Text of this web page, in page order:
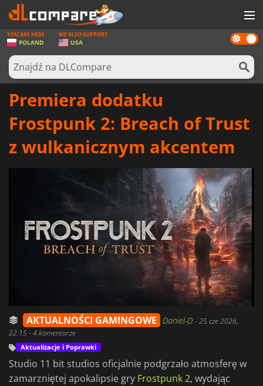
GRY
KARTY DO GIER
OPROGRAMOWANIE
SPRZĘT KOMPUTEROWY
ZALOGUJ SIĘ LUB ZAREJESTRUJ
Dark
mode
YOU ARE HERE
POLAND
WE ALSO SUPPORT
USA
Premiera dodatku
Frostpunk 2: Breach of Trust
z wulkanicznym akcentem
AKTUALNOŚCI GAMINGOWE Daniel-D -25 cze 2026,
22:15- 4 komentarze
Aktualizacje i Poprawki
Studio 11 bit studios oficjalnie podgrzało atmosferę w
zamarzniętej apokalipsie gry Frostpunk 2, wydając